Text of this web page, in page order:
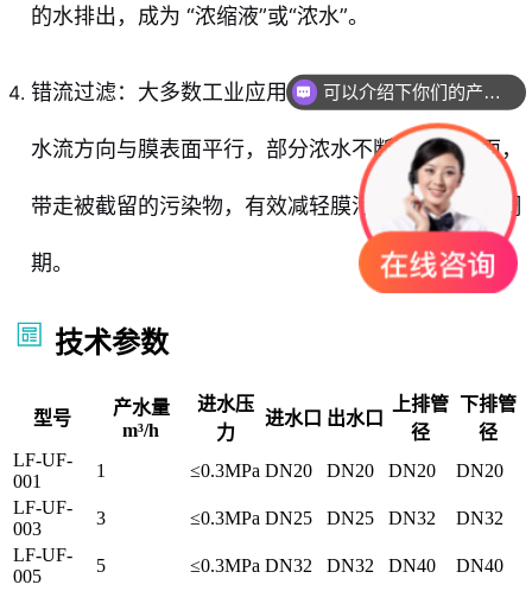
的水排出，成为 “浓缩液”或“浓水”。
错流过滤：大多数工业应用采用“错流过滤”模式，即
水流方向与膜表面平行，部分浓水不断冲刷膜表面，
带走被截留的污染物，有效减轻膜污染，延长运行周
期。
技术参数
型号
产水量
m³/h
进水压
力
进水口 出水口
上排管
径
下排管
径
LF-UF-
001
1 ≤0.3MPa DN20 DN20 DN20
DN20
LF-UF-
003
3 ≤0.3MPa DN25 DN25 DN32
DN32
LF-UF-
005
5 ≤0.3MPa DN32 DN32 DN40
DN40
你们是怎么收费的呢